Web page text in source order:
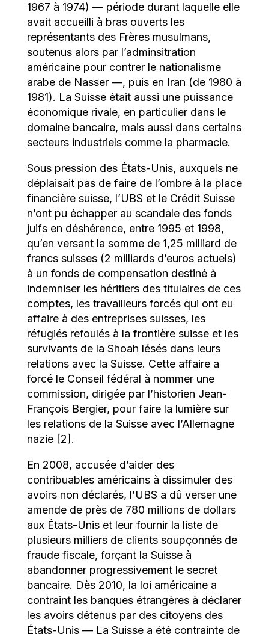
1967 à 1974) — période durant laquelle elle
avait accueilli à bras ouverts les
représentants des Frères musulmans,
soutenus alors par l’adminsitration
américaine pour contrer le nationalisme
arabe de Nasser —, puis en Iran (de 1980 à
1981). La Suisse était aussi une puissance
économique rivale, en particulier dans le
domaine bancaire, mais aussi dans certains
secteurs industriels comme la pharmacie.
Sous pression des États-Unis, auxquels ne
déplaisait pas de faire de l’ombre à la place
financière suisse, l’UBS et le Crédit Suisse
n’ont pu échapper au scandale des fonds
juifs en déshérence, entre 1995 et 1998,
qu’en versant la somme de 1,25 milliard de
francs suisses (2 milliards d’euros actuels)
à un fonds de compensation destiné à
indemniser les héritiers des titulaires de ces
comptes, les travailleurs forcés qui ont eu
affaire à des entreprises suisses, les
réfugiés refoulés à la frontière suisse et les
survivants de la Shoah lésés dans leurs
relations avec la Suisse. Cette affaire a
forcé le Conseil fédéral à nommer une
commission, dirigée par l’historien Jean-
François Bergier, pour faire la lumière sur
les relations de la Suisse avec l’Allemagne
nazie [2].
En 2008, accusée d’aider des
contribuables américains à dissimuler des
avoirs non déclarés, l’UBS a dû verser une
amende de près de 780 millions de dollars
aux États-Unis et leur fournir la liste de
plusieurs milliers de clients soupçonnés de
fraude fiscale, forçant la Suisse à
abandonner progressivement le secret
bancaire. Dès 2010, la loi américaine a
contraint les banques étrangères à déclarer
les avoirs détenus par des citoyens des
États-Unis — La Suisse a été contrainte de